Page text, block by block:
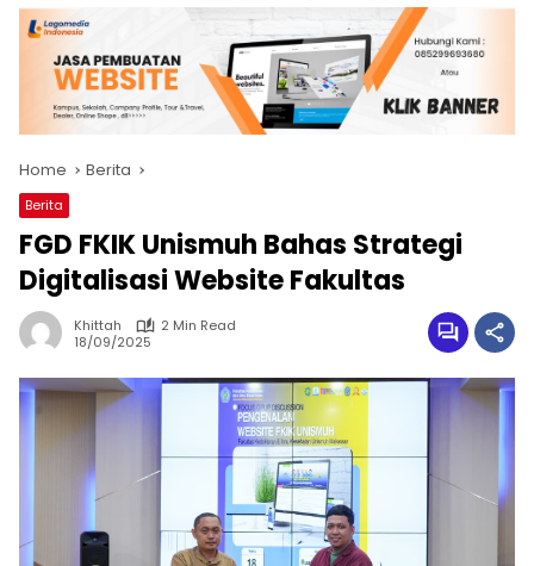
Home Berita
Berita
FGD FKIK Unismuh Bahas Strategi
Digitalisasi Website Fakultas
Khittah
2 Min Read
18/09/2025